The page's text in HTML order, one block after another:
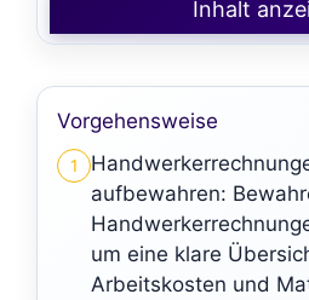
Inhalt
Vorgehensweise
1
aufbewahren:
um eine klare
Arbeitskosten und